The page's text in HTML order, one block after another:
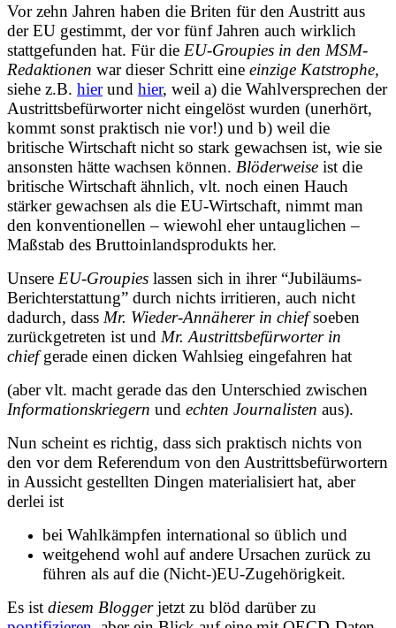
Vor zehn Jahren haben die Briten für den Austritt aus
der EU gestimmt, der vor fünf Jahren auch wirklich
stattgefunden hat. Für die EU-Groupies in den MSM-
Redaktionen war dieser Schritt eine einzige Katstrophe,
siehe z.B. hierund hier, weil a) die Wahlversprechen der
Austrittsbefürworter nicht eingelöst wurden (unerhört,
kommt sonst praktisch nie vor!) und b) weil die
britische Wirtschaft nicht so stark gewachsen ist, wie sie
ansonsten hätte wachsen können. Blöderweise ist die
britische Wirtschaft ähnlich, vlt. noch einen Hauch
stärker gewachsen als die EU-Wirtschaft, nimmt man
den konventionellen – wiewohl eher untauglichen –
Maßstab des Bruttoinlandsprodukts her.
Unsere EU-Groupies lassen sich in ihrer “Jubiläums-
Berichterstattung” durch nichts irritieren, auch nicht
dadurch, dass Mr. Wieder-Annäherer in chiefsoeben
zurückgetreten ist und Mr. Austrittsbefürworter in
chiefgerade einen dicken Wahlsieg eingefahren hat
(aber vlt. macht gerade das den Unterschied zwischen
Informationskriegern und echten Journalisten aus).
Nun scheint es richtig, dass sich praktisch nichts von
den vor dem Referendum von den Austrittsbefürwortern
in Aussicht gestellten Dingen materialisiert hat, aber
derlei ist
bei Wahlkämpfen international so üblich und
weitgehend wohl auf andere Ursachen zurück zu
führen als auf die (Nicht-)EU-Zugehörigkeit.
Es ist diesem Bloggerjetzt zu blöd darüber zu